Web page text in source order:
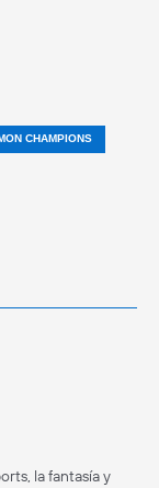
CHAMPIONS
la fantasía y